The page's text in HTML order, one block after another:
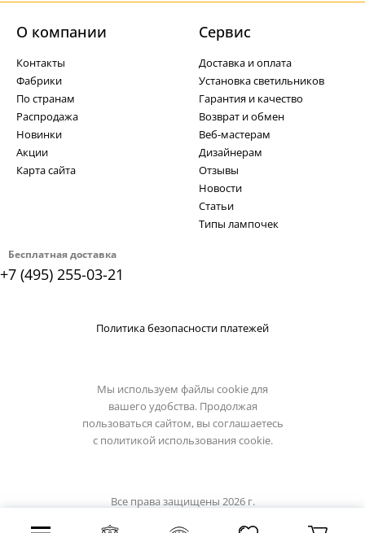
Бесплатная доставка
+7 (495) 255-03-21
О компании
Контакты
Фабрики
По странам
Распродажа
Новинки
Акции
Карта сайта
Cервис
Доставка и оплата
Установка светильников
Гарантия и качество
Возврат и обмен
Веб-мастерам
Дизайнерам
Отзывы
Новости
Статьи
Типы лампочек
Политика безопасности платежей
Мы используем файлы cookie для
вашего удобства. Продолжая
пользоваться сайтом, вы соглашаетесь
с политикой использования cookie.
Все права защищены 2026 г.